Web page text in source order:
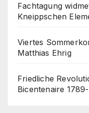
Fachtagung
Kneippschen
Viertes
Matthias Ehrig
Friedliche
Bicentenaire